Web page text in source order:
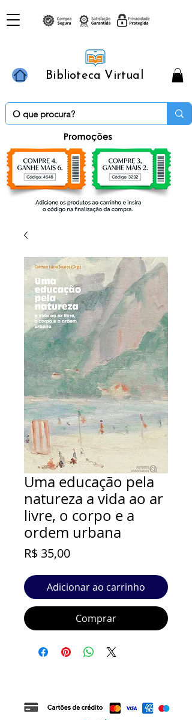
Biblioteca Virtual
Uma educação pela
natureza a vida ao ar
livre, o corpo e a
ordem urbana
R$ 35,00Preço
Adicionar ao carrinho
Comprar